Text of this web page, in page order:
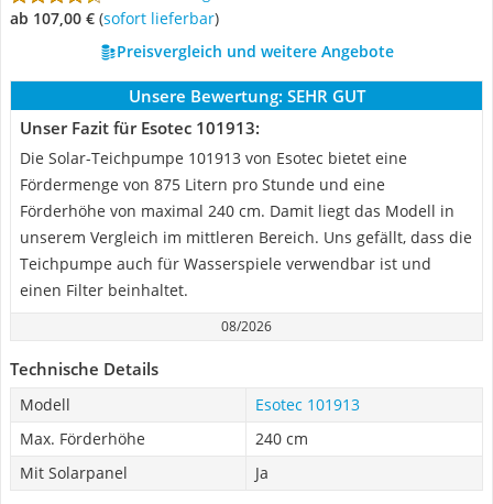
ab 107,00 € ( Sofort lieferbar)
Preisvergleich und weitere Angebote
Unsere Bewertung: SEHR GUT
Unser Fazit für Esotec 101913:
Die Solar-Teichpumpe 101913 von Esotec bietet eine
Fördermenge von 875 Litern pro Stunde und eine
Förderhöhe von maximal 240 cm. Damit liegt das Modell in
unserem Vergleich im mittleren Bereich. Uns gefällt, dass die
Teichpumpe auch für Wasserspiele verwendbar ist und
einen Filter beinhaltet.
08/2026
Technische Details
Modell
Esotec 101913
Max. Förderhöhe
240 cm
Mit Solarpanel
Ja